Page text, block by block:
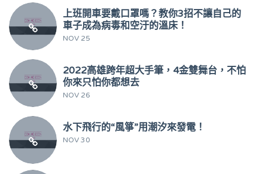
上班開車要戴口罩嗎？教你3招不讓自己的
車子成為病毒和空汙的溫床！
NOV 25
2022高雄跨年超大手筆，4金雙舞台，不怕
你來只怕你都想去
NOV 26
水下飛行的“風箏”用潮汐來發電！
NOV 30